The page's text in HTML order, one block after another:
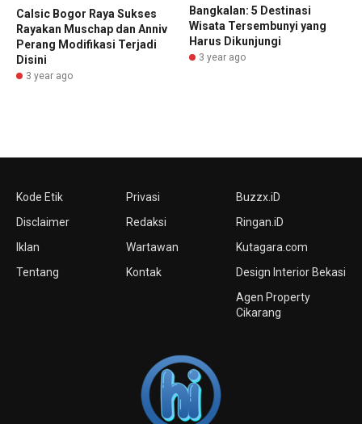
Calsic Bogor Raya Sukses
Rayakan Muschap dan Anniv
Perang Modifikasi Terjadi
Disini
3 year ago
Bangkalan: 5 Destinasi
Wisata Tersembunyi yang
Harus Dikunjungi
3 year ago
Kode Etik
Disclaimer
Iklan
Tentang
Privasi
Redaksi
Wartawan
Kontak
Buzzx.iD
Ringan.iD
Kutagara.com
Design Interior Bekasi
Agen Property
Cikarang